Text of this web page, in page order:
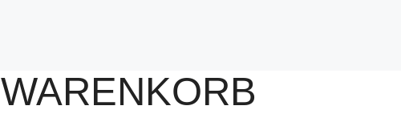
WARENKORB